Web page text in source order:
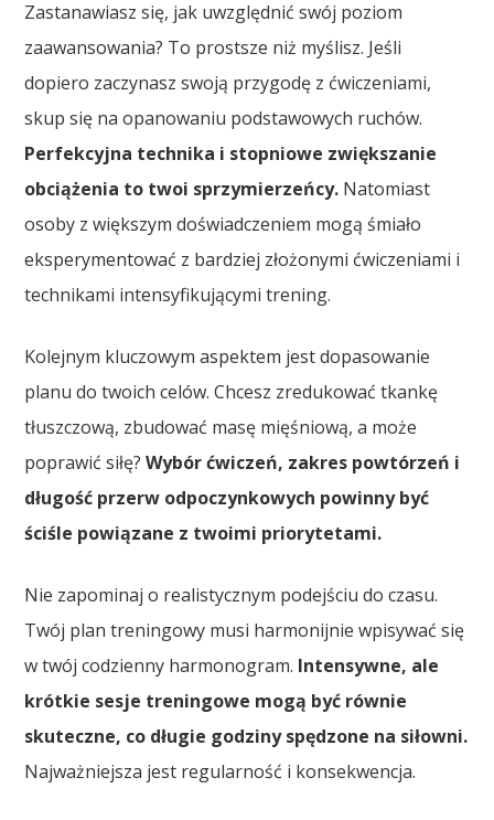
Zastanawiasz się, jak uwzględnić swój poziom
zaawansowania? To prostsze niż myślisz. Jeśli
dopiero zaczynasz swoją przygodę z ćwiczeniami,
skup się na opanowaniu podstawowych ruchów.
Perfekcyjna technika i stopniowe zwiększanie
obciążenia to twoi sprzymierzeńcy. Natomiast
osoby z większym doświadczeniem mogą śmiało
eksperymentować z bardziej złożonymi ćwiczeniami i
technikami intensyfikującymi trening.
Kolejnym kluczowym aspektem jest dopasowanie
planu do twoich celów. Chcesz zredukować tkankę
tłuszczową, zbudować masę mięśniową, a może
poprawić siłę?Wybór ćwiczeń, zakres powtórzeń i
długość przerw odpoczynkowych powinny być
ściśle powiązane z twoimi priorytetami.
Nie zapominaj o realistycznym podejściu do czasu.
Twój plan treningowy musi harmonijnie wpisywać się
w twój codzienny harmonogram. Intensywne, ale
krótkie sesje treningowe mogą być równie
skuteczne, co długie godziny spędzone na siłowni.
Najważniejsza jest regularność i konsekwencja.